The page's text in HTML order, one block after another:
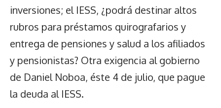
inversiones; el IESS, ¿podrá destinar altos
rubros para préstamos quirografarios y
entrega de pensiones y salud a los afiliados
y pensionistas? Otra exigencia al gobierno
de Daniel Noboa, éste 4 de julio, que pague
la deuda al IESS.